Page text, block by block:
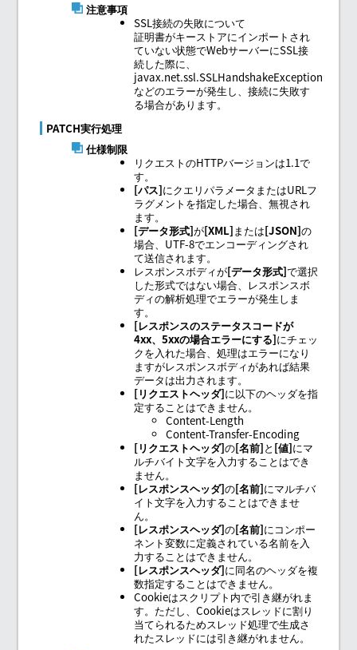
注意事項
SSL接続の失敗について
証明書がキーストアにインポートされ
ていない状態でWebサーバーにSSL接
続した際に、
javax.net.ssl.SSLHandshakeException
などのエラーが発生し、接続に失敗す
る場合があります。
PATCH実行処理
仕様制限
リクエストのHTTPバージョンは1.1で
す。
パス にクエリパラメータまたはURLフ
ラグメントを指定した場合、無視され
ます。
データ形式 が XML または JSON の
場合、UTF-8でエンコーディングされ
て送信されます。
レスポンスボディが データ形式 で選択
した形式ではない場合、レスポンスボ
ディの解析処理でエラーが発生しま
す。
レスポンスのステータスコードが
4xx、5xxの場合エラーにする にチェッ
クを入れた場合、処理はエラーになり
ますがレスポンスボディがあれば結果
データは出力されます。
リクエストヘッダ に以下のヘッダを指
定することはできません。
Content-Length
Content-Transfer-Encoding
リクエストヘッダ の 名前 と 値 にマ
ルチバイト文字を入力することはでき
ません。
レスポンスヘッダ の 名前 にマルチバ
イト文字を入力することはできませ
ん。
レスポンスヘッダ の 名前 にコンポー
ネント変数に定義されている名前を入
力することはできません。
レスポンスヘッダ に同名のヘッダを複
数指定することはできません。
Cookieはスクリプト内で引き継がれま
す。ただし、Cookieはスレッドに割り
当てられるためスレッド処理で生成さ
れたスレッドには引き継がれません。